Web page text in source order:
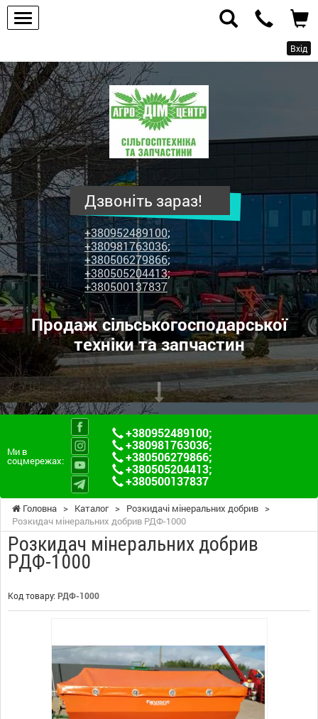
Вхід
ПП
"Агродім-
центр"
-
продаж
сільськогосподарської
техніки
та
запчастин
Дзвоніть зараз!
+380952489100;
+380981763036;
+380506279866;
+380505204413;
+380500137837
Продаж сільськогосподарської
техніки та запчастин
Ми в
соцмережах:
+380952489100;
+380981763036;
+380506279866;
+380505204413;
+380500137837
Головна > Каталог > Розкидачі мінеральних добрив >
Розкидач мінеральних добрив РДФ-1000
Розкидач мінеральних добрив
РДФ-1000
Код товару: РДФ-1000